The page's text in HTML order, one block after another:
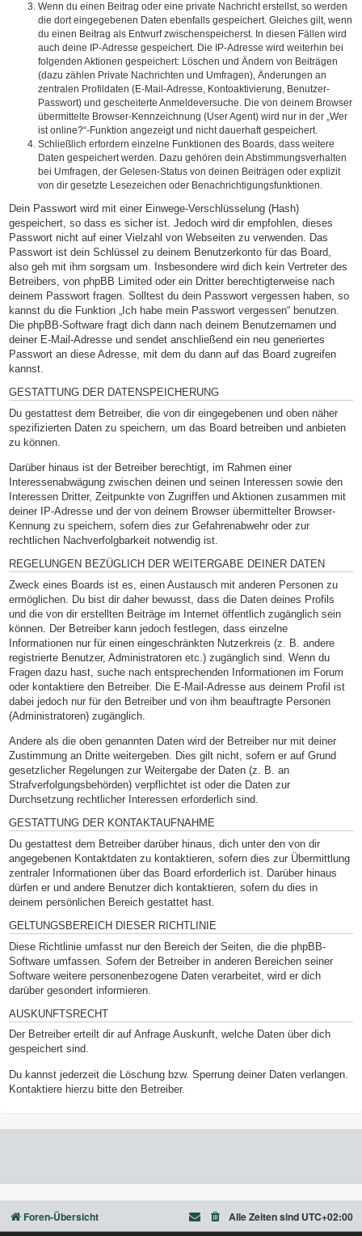
Wenn du einen Beitrag oder eine private Nachricht erstellst, so werden
die dort eingegebenen Daten ebenfalls gespeichert. Gleiches gilt, wenn
du einen Beitrag als Entwurf zwischenspeicherst. In diesen Fällen wird
auch deine IP-Adresse gespeichert. Die IP-Adresse wird weiterhin bei
folgenden Aktionen gespeichert: Löschen und Ändern von Beiträgen
(dazu zählen Private Nachrichten und Umfragen), Änderungen an
zentralen Profildaten (E-Mail-Adresse, Kontoaktivierung, Benutzer-
Passwort) und gescheiterte Anmeldeversuche. Die von deinem Browser
übermittelte Browser-Kennzeichnung (User Agent) wird nur in der „Wer
ist online?“-Funktion angezeigt und nicht dauerhaft gespeichert.
Schließlich erfordern einzelne Funktionen des Boards, dass weitere
Daten gespeichert werden. Dazu gehören dein Abstimmungsverhalten
bei Umfragen, der Gelesen-Status von deinen Beiträgen oder explizit
von dir gesetzte Lesezeichen oder Benachrichtigungsfunktionen.
Dein Passwort wird mit einer Einwege-Verschlüsselung (Hash)
gespeichert, so dass es sicher ist. Jedoch wird dir empfohlen, dieses
Passwort nicht auf einer Vielzahl von Webseiten zu verwenden. Das
Passwort ist dein Schlüssel zu deinem Benutzerkonto für das Board,
also geh mit ihm sorgsam um. Insbesondere wird dich kein Vertreter des
Betreibers, von phpBB Limited oder ein Dritter berechtigterweise nach
deinem Passwort fragen. Solltest du dein Passwort vergessen haben, so
kannst du die Funktion „Ich habe mein Passwort vergessen“ benutzen.
Die phpBB-Software fragt dich dann nach deinem Benutzernamen und
deiner E-Mail-Adresse und sendet anschließend ein neu generiertes
Passwort an diese Adresse, mit dem du dann auf das Board zugreifen
kannst.
GESTATTUNG DER DATENSPEICHERUNG
Du gestattest dem Betreiber, die von dir eingegebenen und oben näher
spezifizierten Daten zu speichern, um das Board betreiben und anbieten
zu können.
Darüber hinaus ist der Betreiber berechtigt, im Rahmen einer
Interessenabwägung zwischen deinen und seinen Interessen sowie den
Interessen Dritter, Zeitpunkte von Zugriffen und Aktionen zusammen mit
deiner IP-Adresse und der von deinem Browser übermittelter Browser-
Kennung zu speichern, sofern dies zur Gefahrenabwehr oder zur
rechtlichen Nachverfolgbarkeit notwendig ist.
REGELUNGEN BEZÜGLICH DER WEITERGABE DEINER DATEN
Zweck eines Boards ist es, einen Austausch mit anderen Personen zu
ermöglichen. Du bist dir daher bewusst, dass die Daten deines Profils
und die von dir erstellten Beiträge im Internet öffentlich zugänglich sein
können. Der Betreiber kann jedoch festlegen, dass einzelne
Informationen nur für einen eingeschränkten Nutzerkreis (z. B. andere
registrierte Benutzer, Administratoren etc.) zugänglich sind. Wenn du
Fragen dazu hast, suche nach entsprechenden Informationen im Forum
oder kontaktiere den Betreiber. Die E-Mail-Adresse aus deinem Profil ist
dabei jedoch nur für den Betreiber und von ihm beauftragte Personen
(Administratoren) zugänglich.
Andere als die oben genannten Daten wird der Betreiber nur mit deiner
Zustimmung an Dritte weitergeben. Dies gilt nicht, sofern er auf Grund
gesetzlicher Regelungen zur Weitergabe der Daten (z. B. an
Strafverfolgungsbehörden) verpflichtet ist oder die Daten zur
Durchsetzung rechtlicher Interessen erforderlich sind.
GESTATTUNG DER KONTAKTAUFNAHME
Du gestattest dem Betreiber darüber hinaus, dich unter den von dir
angegebenen Kontaktdaten zu kontaktieren, sofern dies zur Übermittlung
zentraler Informationen über das Board erforderlich ist. Darüber hinaus
dürfen er und andere Benutzer dich kontaktieren, sofern du dies in
deinem persönlichen Bereich gestattet hast.
GELTUNGSBEREICH DIESER RICHTLINIE
Diese Richtlinie umfasst nur den Bereich der Seiten, die die phpBB-
Software umfassen. Sofern der Betreiber in anderen Bereichen seiner
Software weitere personenbezogene Daten verarbeitet, wird er dich
darüber gesondert informieren.
AUSKUNFTSRECHT
Der Betreiber erteilt dir auf Anfrage Auskunft, welche Daten über dich
gespeichert sind.
Du kannst jederzeit die Löschung bzw. Sperrung deiner Daten verlangen.
Kontaktiere hierzu bitte den Betreiber.
Foren-Übersicht Alle Zeiten sind UTC+02:00